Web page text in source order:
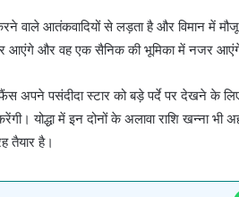
वाले आतंकवादियों से लड़ता है और विमान में
नजर आएंगे और वह एक सैनिक की भूमिका में नजर
फैंस अपने पसंदीदा स्टार को बड़े पर्दे पर देखने के
योद्धा में इन दोनों के अलावा राशि खन्ना
तैयार है।